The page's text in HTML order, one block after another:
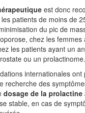
est donc
patients de moins de
du pic de
chez les
les patients ayant un
ou un prolactinome.
internationales ont
recherche des
dosage de la prolactine
stable, en cas de